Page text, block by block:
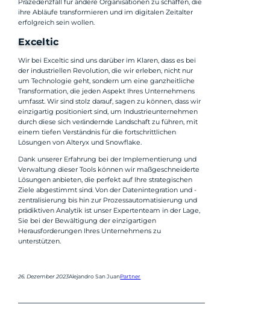
Präzedenzfall für andere Organisationen zu schaffen, die
ihre Abläufe transformieren und im digitalen Zeitalter
erfolgreich sein wollen.
Exceltic
Wir bei Exceltic sind uns darüber im Klaren, dass es bei
der industriellen Revolution, die wir erleben, nicht nur
um Technologie geht, sondern um eine ganzheitliche
Transformation, die jeden Aspekt Ihres Unternehmens
umfasst. Wir sind stolz darauf, sagen zu können, dass wir
einzigartig positioniert sind, um Industrieunternehmen
durch diese sich verändernde Landschaft zu führen, mit
einem tiefen Verständnis für die fortschrittlichen
Lösungen von Alteryx und Snowflake.
Dank unserer Erfahrung bei der Implementierung und
Verwaltung dieser Tools können wir maßgeschneiderte
Lösungen anbieten, die perfekt auf Ihre strategischen
Ziele abgestimmt sind. Von der Datenintegration und -
zentralisierung bis hin zur Prozessautomatisierung und
prädiktiven Analytik ist unser Expertenteam in der Lage,
Sie bei der Bewältigung der einzigartigen
Herausforderungen Ihres Unternehmens zu
unterstützen.
26. Dezember 2023Alejandro San JuanPartner